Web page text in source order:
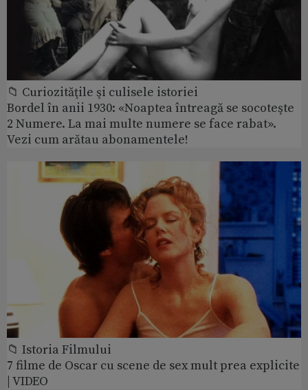
📁 Curiozităţile şi culisele istoriei
Bordel în anii 1930: «Noaptea întreagă se socoteşte
2 Numere. La mai multe numere se face rabat».
Vezi cum arătau abonamentele!
📁 Istoria Filmului
7 filme de Oscar cu scene de sex mult prea explicite
| VIDEO